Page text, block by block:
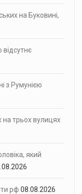
на Буковині,
з Румунією
трьох вулицях
який
рф 08.08.2026